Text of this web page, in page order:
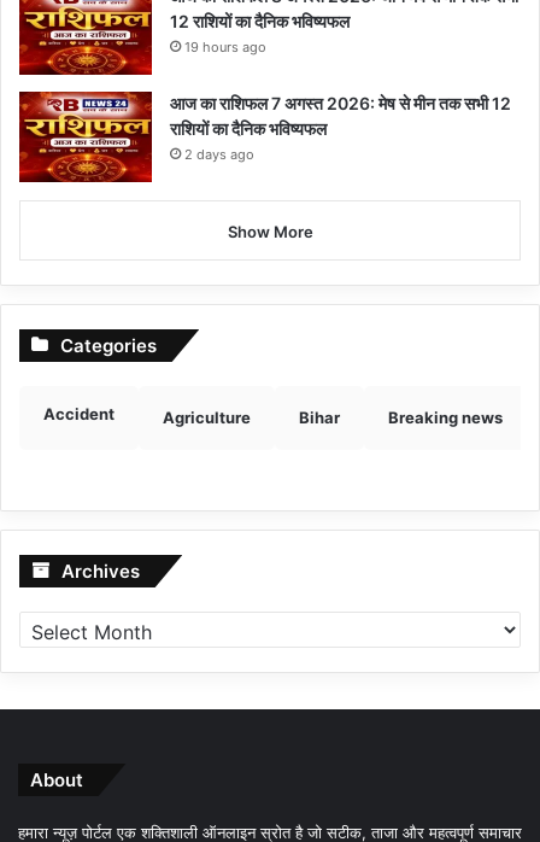
12 राशियों का दैनिक भविष्यफल
19 hours ago
आज का राशिफल 7 अगस्त 2026: मेष से मीन तक सभी 12
राशियों का दैनिक भविष्यफल
2 days ago
Show More
Categories
Accident Agriculture Bihar Breaking news
Archives Archives
About
हमारा न्यूज़ पोर्टल एक शक्तिशाली ऑनलाइन स्रोत है जो सटीक, ताजा और महत्वपूर्ण समाचार